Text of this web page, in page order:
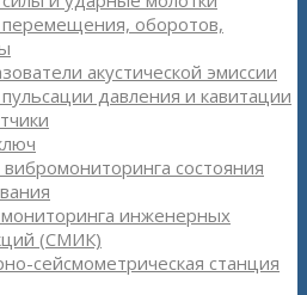
оборотов,
акустической эмиссии
давления и кавитации
состояния
инженерных
(СМИК)
сейсмометрическая станция